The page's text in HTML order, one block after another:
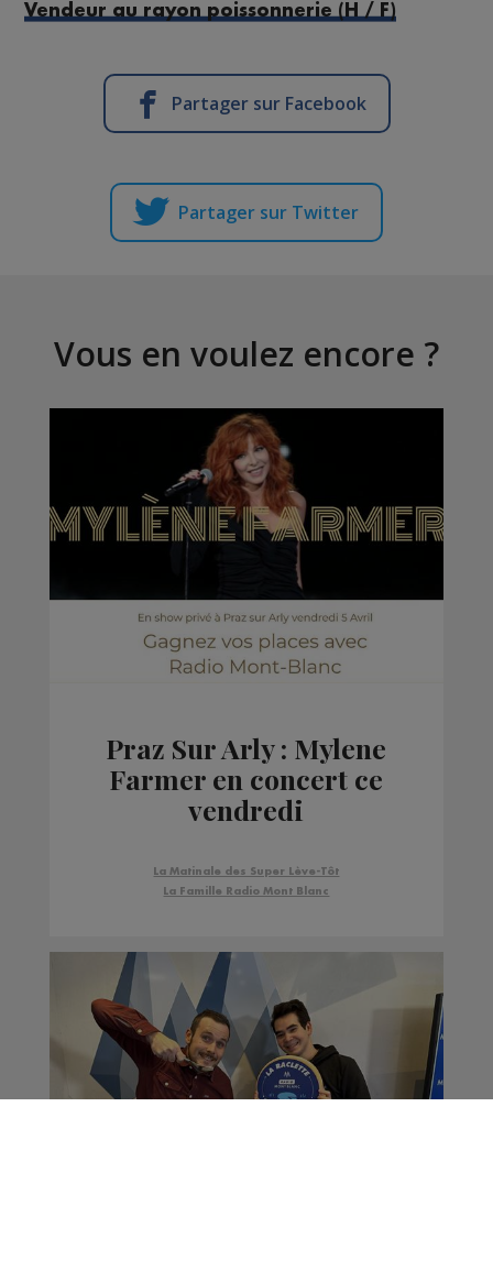
Vendeur au rayon poissonnerie (H / F)
Partager sur Facebook
Partager sur Twitter
Vous en voulez encore ?
Praz Sur Arly : Mylene
Farmer en concert ce
vendredi
La Matinale des Super Lève-Tôt
La Famille Radio Mont Blanc